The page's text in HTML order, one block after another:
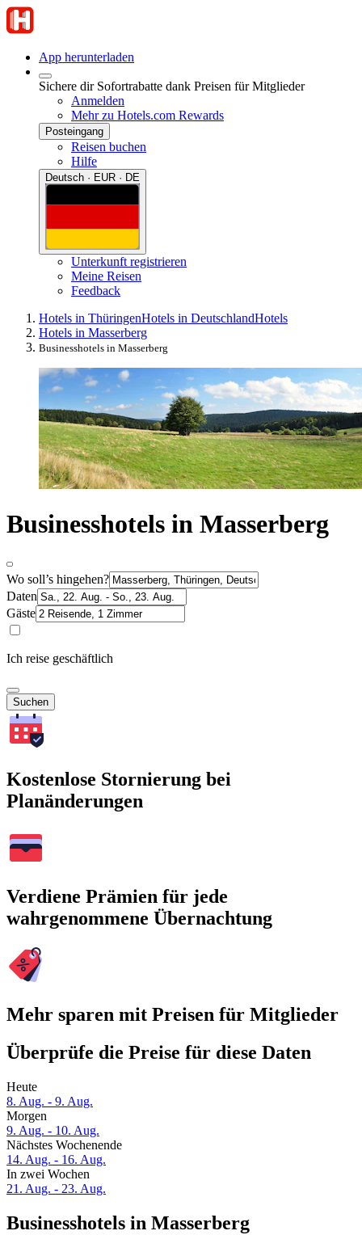
App herunterladen
Sichere dir Sofortrabatte dank Preisen für Mitglieder
Anmelden
Mehr zu Hotels.com Rewards
Posteingang
Reisen buchen
Hilfe
Deutsch · EUR · DE
Unterkunft registrieren
Meine Reisen
Feedback
Hotels in ThüringenHotels in DeutschlandHotels
Hotels in Masserberg
Businesshotels in Masserberg
Businesshotels in Masserberg
Wo soll’s hingehen?
Daten
Gäste
Ich reise geschäftlich
Suchen
Kostenlose Stornierung bei
Planänderungen
Verdiene Prämien für jede
wahrgenommene Übernachtung
Mehr sparen mit Preisen für Mitglieder
Überprüfe die Preise für diese Daten
Heute
8. Aug. - 9. Aug.
Morgen
9. Aug. - 10. Aug.
Nächstes Wochenende
14. Aug. - 16. Aug.
In zwei Wochen
21. Aug. - 23. Aug.
Businesshotels in Masserberg